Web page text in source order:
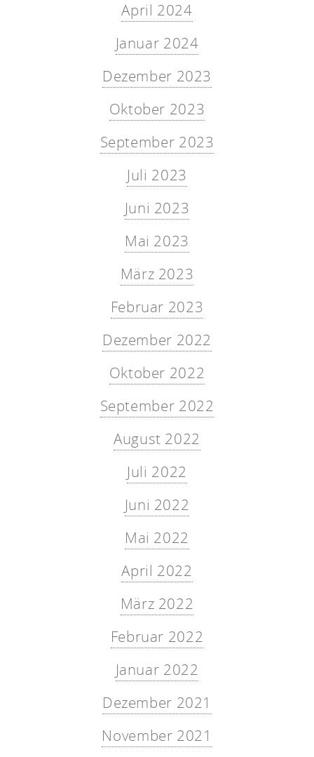
April 2024
Januar 2024
Dezember 2023
Oktober 2023
September 2023
Juli 2023
Juni 2023
Mai 2023
März 2023
Februar 2023
Dezember 2022
Oktober 2022
September 2022
August 2022
Juli 2022
Juni 2022
Mai 2022
April 2022
März 2022
Februar 2022
Januar 2022
Dezember 2021
November 2021